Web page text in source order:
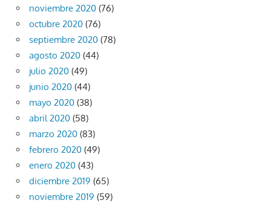
noviembre 2020 (76)
octubre 2020 (76)
septiembre 2020 (78)
agosto 2020 (44)
julio 2020 (49)
junio 2020 (44)
mayo 2020 (38)
abril 2020 (58)
marzo 2020 (83)
febrero 2020 (49)
enero 2020 (43)
diciembre 2019 (65)
noviembre 2019 (59)